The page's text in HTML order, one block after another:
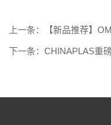
上一条：【新品推荐】
护航高分子材料稳定加工
下一条：CHINAPLAS重